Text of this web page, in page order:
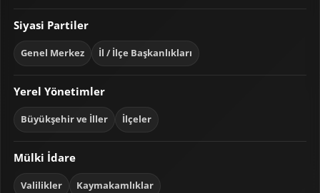
Siyasi Partiler
Genel Merkez İl / İlçe Başkanlıkları
Yerel Yönetimler
Büyükşehir ve İller İlçeler
Mülki İdare
Valilikler Kaymakamlıklar